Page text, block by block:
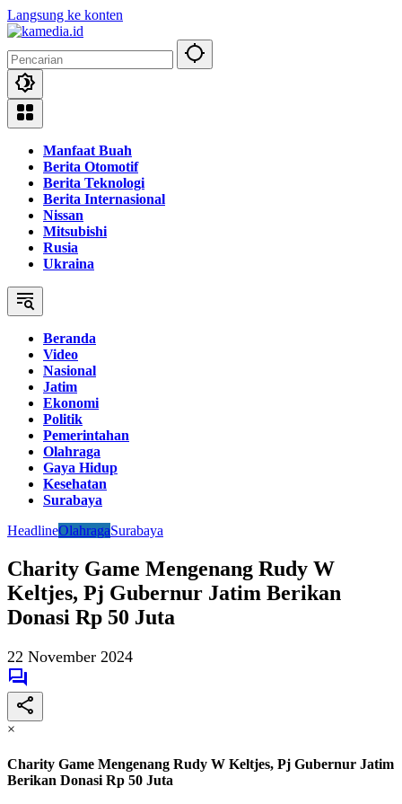
Langsung ke konten
Manfaat Buah
Berita Otomotif
Berita Teknologi
Berita Internasional
Nissan
Mitsubishi
Rusia
Ukraina
Beranda
Video
Nasional
Jatim
Ekonomi
Politik
Pemerintahan
Olahraga
Gaya Hidup
Kesehatan
Surabaya
HeadlineOlahragaSurabaya
Charity Game Mengenang Rudy W
Keltjes, Pj Gubernur Jatim Berikan
Donasi Rp 50 Juta
22 November 2024
×
Charity Game Mengenang Rudy W Keltjes, Pj Gubernur Jatim
Berikan Donasi Rp 50 Juta